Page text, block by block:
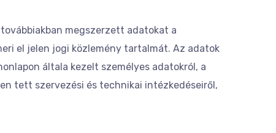
megszerzett adatokat a
el jelen jogi közlemény tartalmát. Az adatok
általa kezelt személyes adatokról, a
tett szervezési és technikai intézkedéseiről,